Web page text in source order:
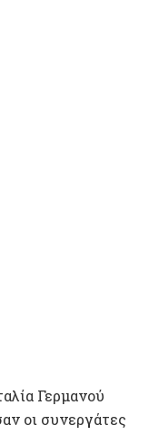
Γερμανού
οι συνεργάτες